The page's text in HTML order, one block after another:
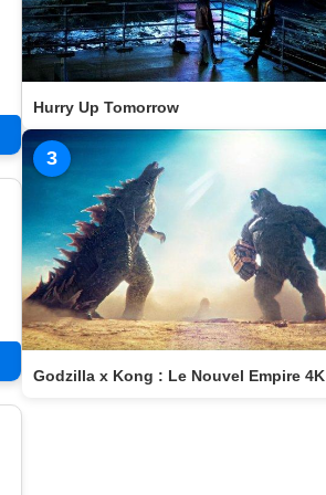
Hurry Up Tomorrow
3
Godzilla x Kong : Le Nouvel Empire 4K